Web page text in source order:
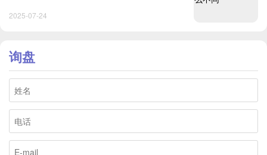
2025-07-24
询盘